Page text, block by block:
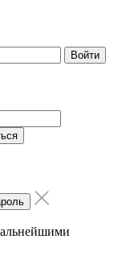
Войти